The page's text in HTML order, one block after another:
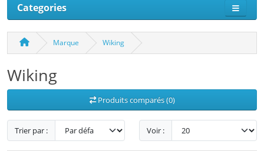
Categories
Marque Wiking
Wiking
Produits comparés (0)
Trier par : Voir :